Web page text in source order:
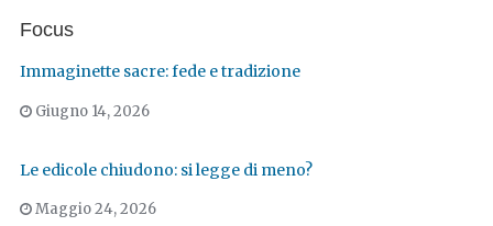
Focus
Immaginette sacre: fede e tradizione
Giugno 14, 2026
Le edicole chiudono: si legge di meno?
Maggio 24, 2026